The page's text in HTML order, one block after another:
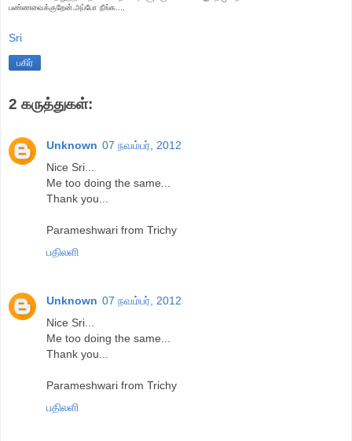
பண்ணவைக்குறேன் .அப்போ நீங்க....
Sri
பகிர்
2 கருத்துகள்:
Unknown 07 நவம்பர், 2012
Nice Sri...
Me too doing the same...
Thank you...
Parameshwari from Trichy
பதிலளி
Unknown 07 நவம்பர், 2012
Nice Sri...
Me too doing the same...
Thank you...
Parameshwari from Trichy
பதிலளி